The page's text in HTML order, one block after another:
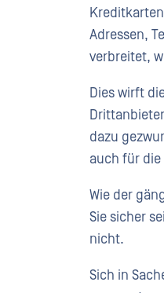
Adressen,
verbreitet,
Dies wirft
dazu
auch für
Wie der
Sie sicher
nicht.
Sich in